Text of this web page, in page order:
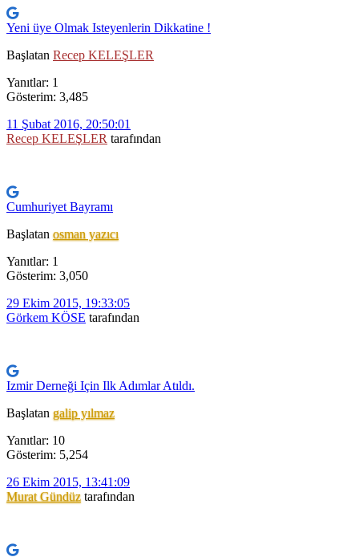
Yeni üye Olmak Isteyenlerin Dikkatine !
Başlatan Recep KELEŞLER
Yanıtlar: 1
Gösterim: 3,485
11 Şubat 2016, 20:50:01
Recep KELEŞLER tarafından
Cumhuriyet Bayramı
Başlatanosman yazıcı
Yanıtlar: 1
Gösterim: 3,050
29 Ekim 2015, 19:33:05
Görkem KÖSE tarafından
Izmir Derneği Için Ilk Adımlar Atıldı.
Başlatan galip yılmaz
Yanıtlar: 10
Gösterim: 5,254
26 Ekim 2015, 13:41:09
Murat Gündüz tarafından